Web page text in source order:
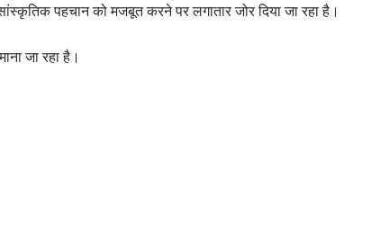
पहचान को मजबूत करने पर लगातार जोर दिया जा रहा है।
जा रहा है।